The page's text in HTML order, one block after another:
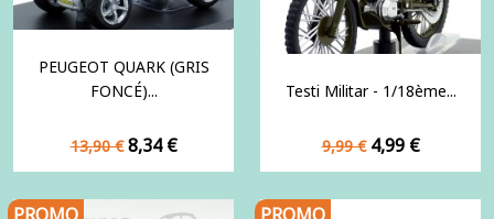
PEUGEOT QUARK (GRIS
FONCÉ)...
Prix
de
13,90 € Prix
8,34 €
Testi Militar - 1/18ème...
Prix
de
9,99 € Prix
4,99 €